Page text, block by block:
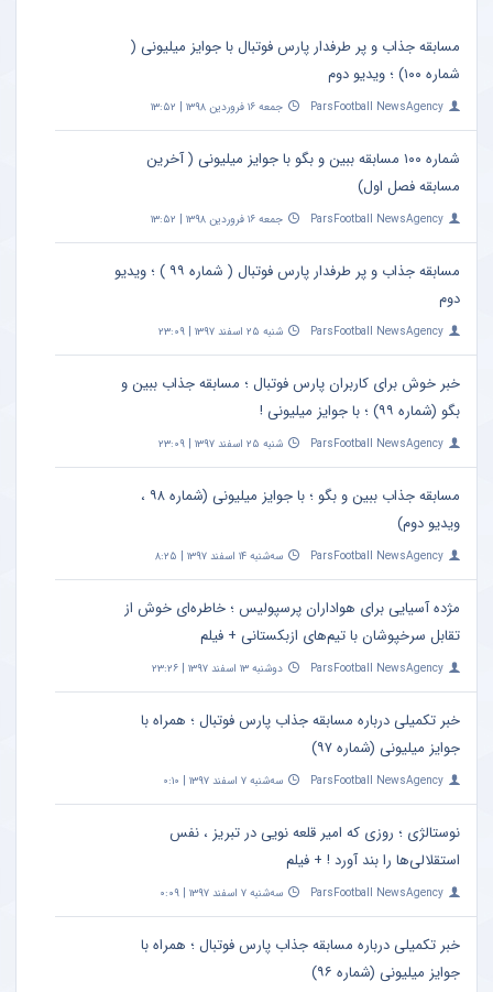
آموزش
رایگان
طبیعی
مقابل
بید
مسابقه جذاب و پر طرفدار پارس فوتبال با جوایز میلیونی (
شماره ۱۰۰) ؛ ویدیو دوم
ParsFootball NewsAgency جمعه ۱۶ فروردین ۱۳۹۸ | ۱۳:۵۲
شماره ۱۰۰ مسابقه ببین و بگو با جوایز میلیونی ( آخرین
مسابقه فصل اول)
ParsFootball NewsAgency جمعه ۱۶ فروردین ۱۳۹۸ | ۱۳:۵۲
مسابقه جذاب و پر طرفدار پارس فوتبال ( شماره ۹۹ ) ؛ ویدیو
دوم
ParsFootball NewsAgency شنبه ۲۵ اسفند ۱۳۹۷ | ۲۳:۰۹
خبر خوش برای کاربران پارس فوتبال ؛ مسابقه جذاب ببین و
بگو (شماره ۹۹) ؛ با جوایز میلیونی !
ParsFootball NewsAgency شنبه ۲۵ اسفند ۱۳۹۷ | ۲۳:۰۹
مسابقه جذاب ببین و بگو ؛ با جوایز میلیونی (شماره ۹۸ ،
ویدیو دوم)
ParsFootball NewsAgency سه‌شنبه ۱۴ اسفند ۱۳۹۷ | ۸:۲۵
مژده آسیایی برای هواداران پرسپولیس ؛ خاطره‌ای خوش از
تقابل سرخپوشان با تیم‌های ازبکستانی + فیلم
ParsFootball NewsAgency دوشنبه ۱۳ اسفند ۱۳۹۷ | ۲۳:۲۶
خبر تکمیلی درباره مسابقه جذاب پارس فوتبال ؛ همراه با
جوایز میلیونی (شماره ۹۷)
ParsFootball NewsAgency سه‌شنبه ۷ اسفند ۱۳۹۷ | ۰:۱۰
نوستالژی ؛ روزی که امیر قلعه نویی در تبریز ، نفس
استقلالی‌ها را بند آورد ! + فیلم
ParsFootball NewsAgency سه‌شنبه ۷ اسفند ۱۳۹۷ | ۰:۰۹
خبر تکمیلی درباره مسابقه جذاب پارس فوتبال ؛ همراه با
جوایز میلیونی (شماره ۹۶)